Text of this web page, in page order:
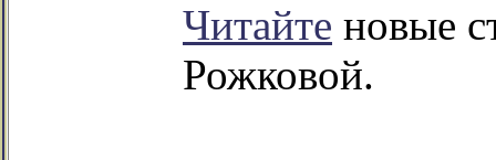
Читайте новые
Рожковой.